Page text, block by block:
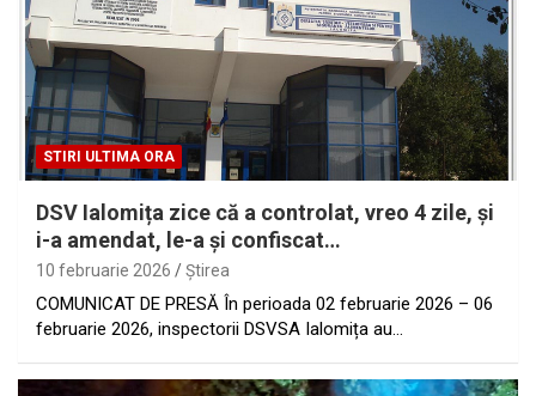
STIRI ULTIMA ORA
DSV Ialomița zice că a controlat, vreo 4 zile, şi
i-a amendat, le-a şi confiscat…
10 februarie 2026 Ştirea
COMUNICAT DE PRESĂ În perioada 02 februarie 2026 – 06
februarie 2026, inspectorii DSVSA Ialomița au…